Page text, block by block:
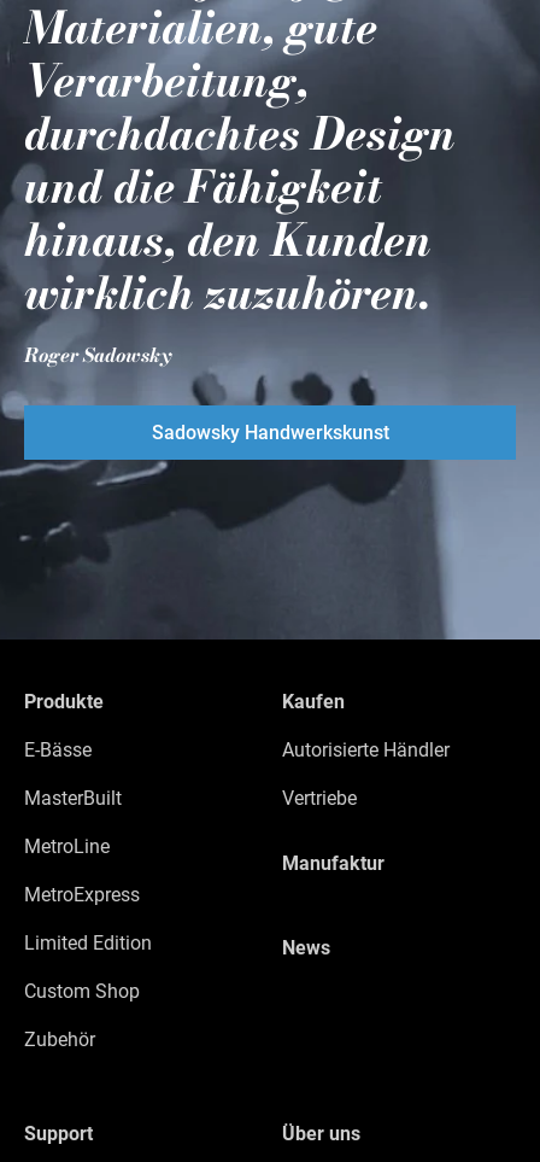
Materialien, gute
Verarbeitung,
durchdachtes Design
und die Fähigkeit
hinaus, den Kunden
wirklich zuzuhören.
Roger Sadowsky
Sadowsky Handwerkskunst
Produkte
E-Bässe
MasterBuilt
MetroLine
MetroExpress
Limited Edition
Custom Shop
Zubehör
Kaufen
Autorisierte Händler
Vertriebe
Manufaktur
News
Support Über uns